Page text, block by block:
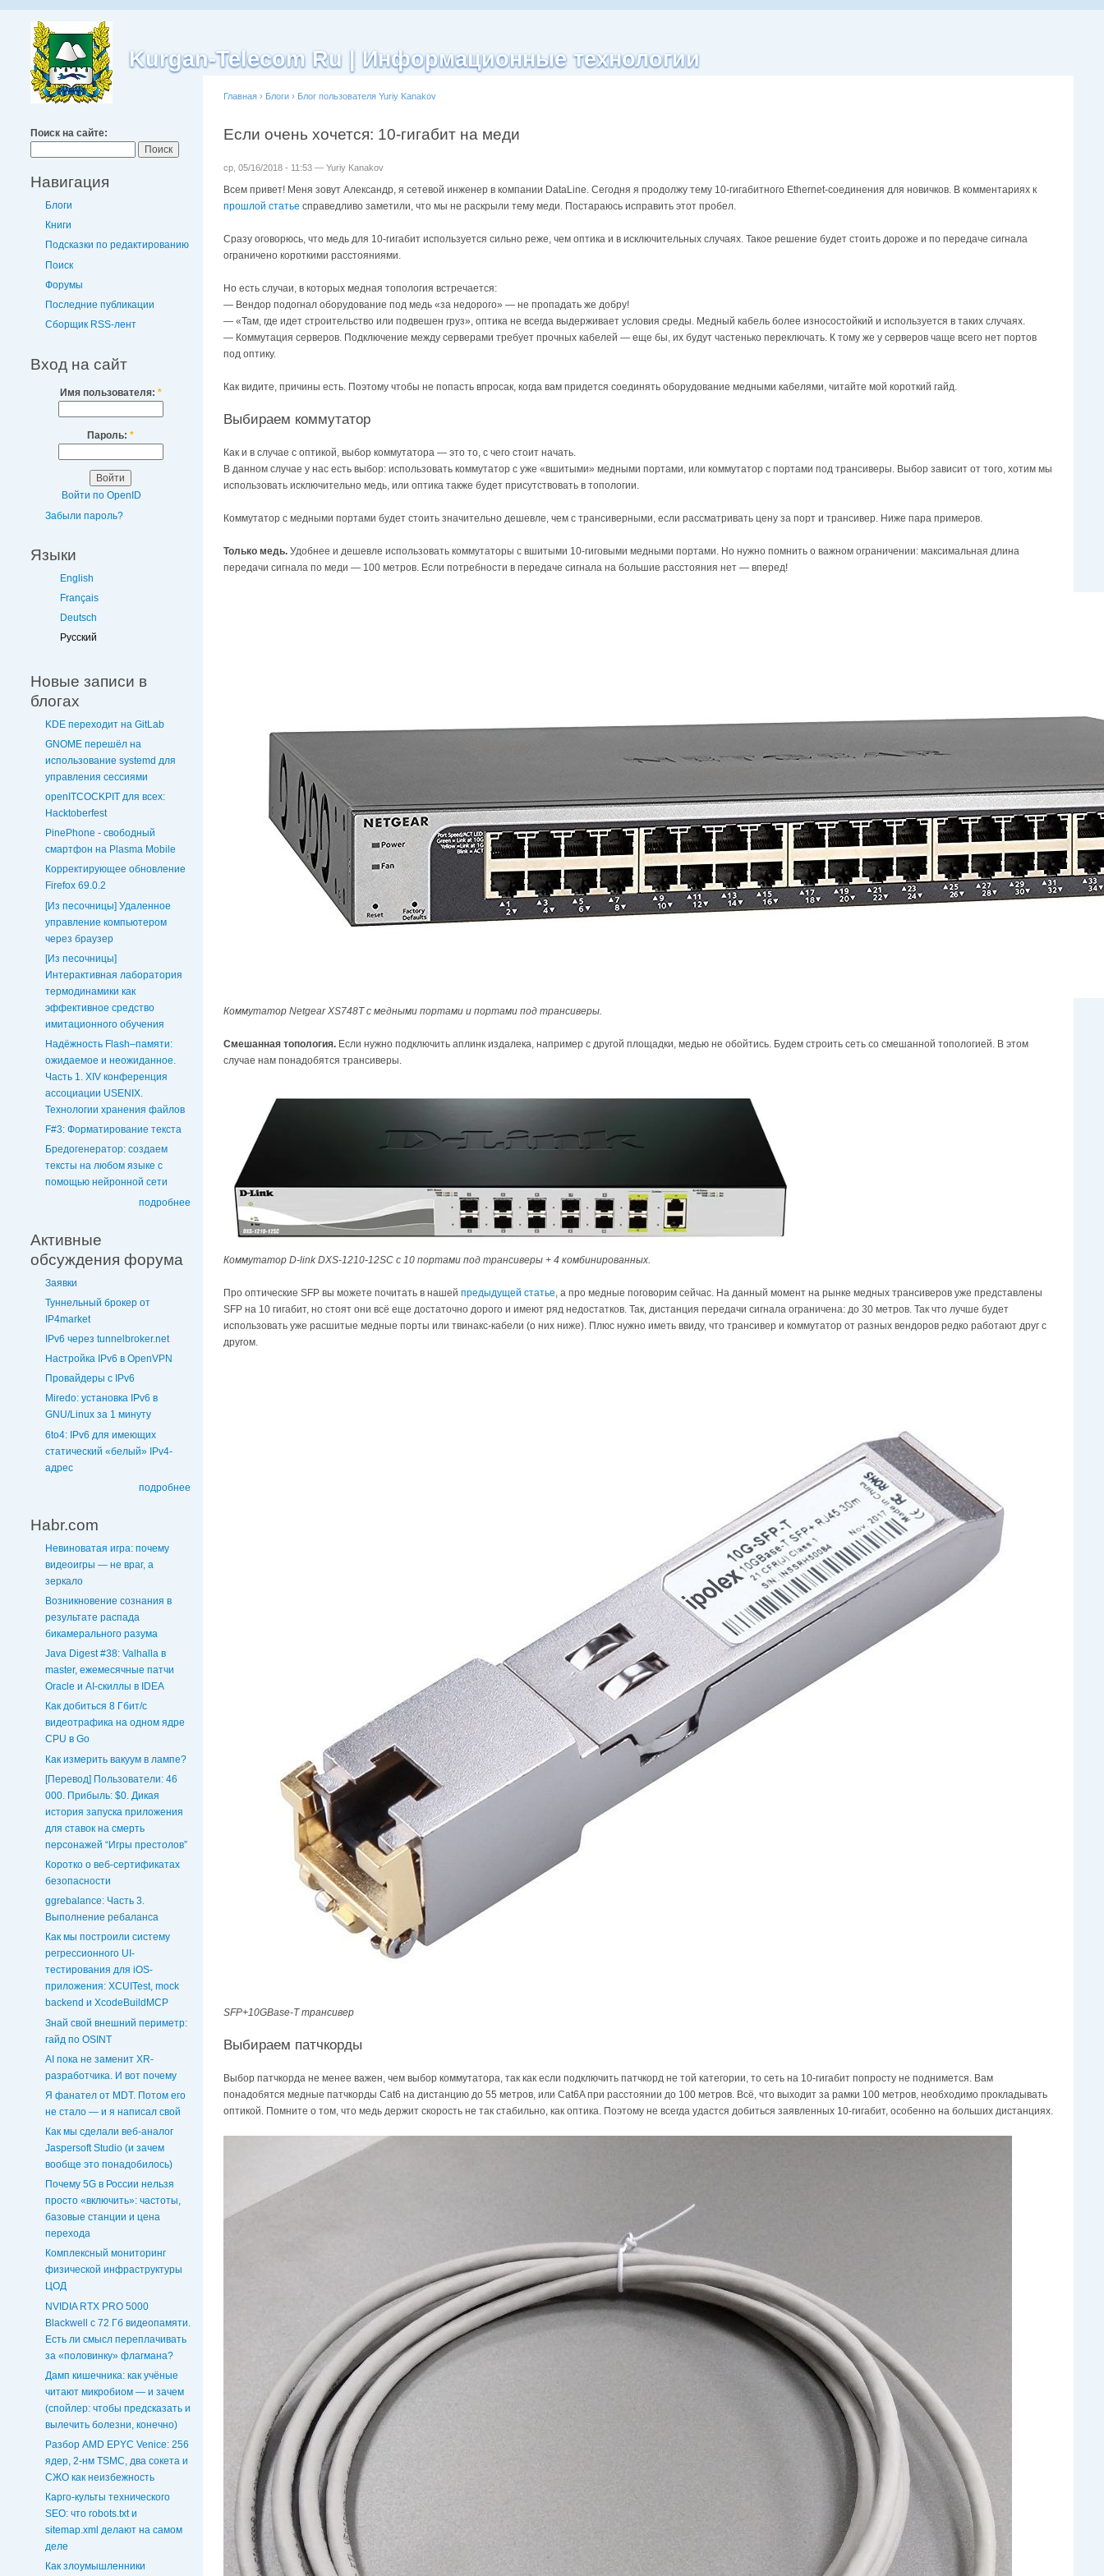
Kurgan-Telecom Ru | Информационные технологии
Поиск на сайте:
Навигация
Блоги
Книги
Подсказки по редактированию
Поиск
Форумы
Последние публикации
Сборщик RSS-лент
Вход на сайт
Имя пользователя: *
Пароль: *
Войти по OpenID
Забыли пароль?
Языки
English
Français
Deutsch
Русский
Новые записи в
блогах
KDE переходит на GitLab
GNOME перешёл на
использование systemd для
управления сессиями
openITCOCKPIT для всех:
Hacktoberfest
PinePhone - свободный
смартфон на Plasma Mobile
Корректирующее обновление
Firefox 69.0.2
[Из песочницы] Удаленное
управление компьютером
через браузер
[Из песочницы]
Интерактивная лаборатория
термодинамики как
эффективное средство
имитационного обучения
Надёжность Flash–памяти:
ожидаемое и неожиданное.
Часть 1. XIV конференция
ассоциации USENIX.
Технологии хранения файлов
F#3: Форматирование текста
Бредогенератор: создаем
тексты на любом языке с
помощью нейронной сети
подробнее
Активные
обсуждения форума
Заявки
Туннельный брокер от
IP4market
IPv6 через tunnelbroker.net
Настройка IPv6 в OpenVPN
Провайдеры с IPv6
Miredo: установка IPv6 в
GNU/Linux за 1 минуту
6to4: IPv6 для имеющих
статический «белый» IPv4-
адрес
подробнее
Habr.com
Невиноватая игра: почему
видеоигры — не враг, а
зеркало
Возникновение сознания в
результате распада
бикамерального разума
Java Digest #38: Valhalla в
master, ежемесячные патчи
Oracle и AI-скиллы в IDEA
Как добиться 8 Гбит/с
видеотрафика на одном ядре
CPU в Go
Как измерить вакуум в лампе?
[Перевод] Пользователи: 46
000. Прибыль: $0. Дикая
история запуска приложения
для ставок на смерть
персонажей “Игры престолов”
Коротко о веб-сертификатах
безопасности
ggrebalance: Часть 3.
Выполнение ребаланса
Как мы построили систему
регрессионного UI-
тестирования для iOS-
приложения: XCUITest, mock
backend и XcodeBuildMCP
Знай свой внешний периметр:
гайд по OSINT
AI пока не заменит XR-
разработчика. И вот почему
Я фанател от MDT. Потом его
не стало — и я написал свой
Как мы сделали веб-аналог
Jaspersoft Studio (и зачем
вообще это понадобилось)
Почему 5G в России нельзя
просто «включить»: частоты,
базовые станции и цена
перехода
Комплексный мониторинг
физической инфраструктуры
ЦОД
NVIDIA RTX PRO 5000
Blackwell с 72 Гб видеопамяти.
Есть ли смысл переплачивать
за «половинку» флагмана?
Дамп кишечника: как учёные
читают микробиом — и зачем
(спойлер: чтобы предсказать и
вылечить болезни, конечно)
Разбор AMD EPYC Venice: 256
ядер, 2-нм TSMC, два сокета и
СЖО как неизбежность
Карго-культы технического
SEO: что robots.txt и
sitemap.xml делают на самом
деле
Как злоумышленники
Главная › Блоги › Блог пользователя Yuriy Kanakov
Если очень хочется: 10-гигабит на меди
ср, 05/16/2018 - 11:53 — Yuriy Kanakov
Всем привет! Меня зовут Александр, я сетевой инженер в компании DataLine. Сегодня я продолжу тему 10-гигабитного Ethernet-соединения для новичков. В комментариях к
прошлой статье справедливо заметили, что мы не раскрыли тему меди. Постараюсь исправить этот пробел.
Сразу оговорюсь, что медь для 10-гигабит используется сильно реже, чем оптика и в исключительных случаях. Такое решение будет стоить дороже и по передаче сигнала
ограничено короткими расстояниями.
Но есть случаи, в которых медная топология встречается:
— Вендор подогнал оборудование под медь «за недорого» — не пропадать же добру!
— «Там, где идет строительство или подвешен груз», оптика не всегда выдерживает условия среды. Медный кабель более износостойкий и используется в таких случаях.
— Коммутация серверов. Подключение между серверами требует прочных кабелей — еще бы, их будут частенько переключать. К тому же у серверов чаще всего нет портов
под оптику.
Как видите, причины есть. Поэтому чтобы не попасть впросак, когда вам придется соединять оборудование медными кабелями, читайте мой короткий гайд.
Выбираем коммутатор
Как и в случае с оптикой, выбор коммутатора — это то, с чего стоит начать.
В данном случае у нас есть выбор: использовать коммутатор с уже «вшитыми» медными портами, или коммутатор с портами под трансиверы. Выбор зависит от того, хотим мы
использовать исключительно медь, или оптика также будет присутствовать в топологии.
Коммутатор с медными портами будет стоить значительно дешевле, чем с трансиверными, если рассматривать цену за порт и трансивер. Ниже пара примеров.
Только медь. Удобнее и дешевле использовать коммутаторы с вшитыми 10-гиговыми медными портами. Но нужно помнить о важном ограничении: максимальная длина
передачи сигнала по меди — 100 метров. Если потребности в передаче сигнала на большие расстояния нет — вперед!
Коммутатор Netgear XS748T с медными портами и портами под трансиверы.
Смешанная топология. Если нужно подключить аплинк издалека, например с другой площадки, медью не обойтись. Будем строить сеть со смешанной топологией. В этом
случае нам понадобятся трансиверы.
Коммутатор D-link DXS-1210-12SC с 10 портами под трансиверы + 4 комбинированных.
Про оптические SFP вы можете почитать в нашей предыдущей статье, а про медные поговорим сейчас. На данный момент на рынке медных трансиверов уже представлены
SFP на 10 гигабит, но стоят они всё еще достаточно дорого и имеют ряд недостатков. Так, дистанция передачи сигнала ограничена: до 30 метров. Так что лучше будет
использовать уже расшитые медные порты или твинакс-кабели (о них ниже). Плюс нужно иметь ввиду, что трансивер и коммутатор от разных вендоров редко работают друг с
другом.
SFP+10GBase-T трансивер
Выбираем патчкорды
Выбор патчкорда не менее важен, чем выбор коммутатора, так как если подключить патчкорд не той категории, то сеть на 10-гигабит попросту не поднимется. Вам
понадобятся медные патчкорды Cat6 на дистанцию до 55 метров, или Cat6A при расстоянии до 100 метров. Всё, что выходит за рамки 100 метров, необходимо прокладывать
оптикой. Помните о том, что медь держит скорость не так стабильно, как оптика. Поэтому не всегда удастся добиться заявленных 10-гигабит, особенно на больших дистанциях.